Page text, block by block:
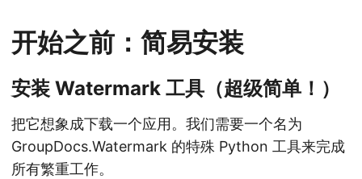
开始之前：简易安装
安装 Watermark 工具（超级简单！）
把它想象成下载一个应用。我们需要一个名为
GroupDocs.Watermark 的特殊 Python 工具来完成
所有繁重工作。